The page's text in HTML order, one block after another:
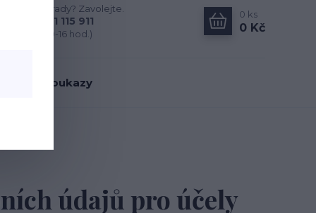
Nevíte si rady? Zavolejte.
+420 721 115 911
(Po-Pá, 10-16 hod.)
0 ks
0 Kč
poukazy
údajů pro účely